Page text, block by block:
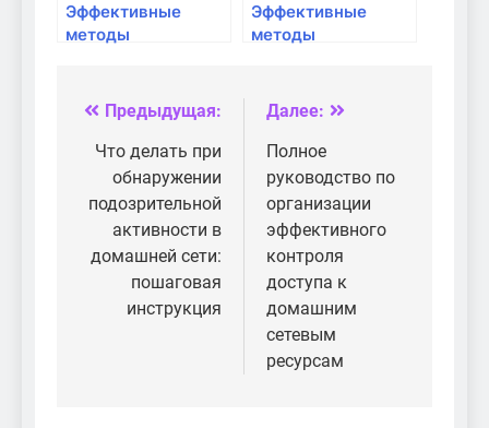
Эффективные
методы
Эффективные
методы
для оптимального
Wi-Fi покрытия
Навигация
по
записям
Предыдущая:
Что делать при
обнаружении
подозрительной
активности в
домашней сети:
пошаговая
инструкция
Далее:
Полное
руководство по
организации
эффективного
контроля
доступа к
домашним
сетевым
ресурсам